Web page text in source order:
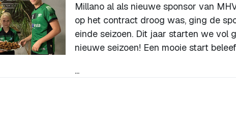
Millano al als nieuwe sponsor van
op het contract droog was, ging de
einde seizoen. Dit jaar starten we vol
nieuwe seizoen! Een mooie start
...